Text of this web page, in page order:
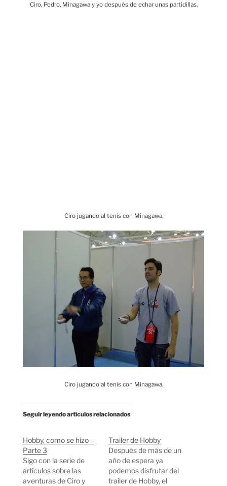
Ciro, Pedro, Minagawa y yo después de echar unas partidillas.
Ciro jugando al tenis con Minagawa.
Ciro jugando al tenis con Minagawa.
Seguir leyendo artículos relacionados
Hobby, como se hizo –
Parte 3
Sigo con la serie de
artículos sobre las
aventuras de Ciro y
Trailer de Hobby
Después de más de un
año de espera ya
podemos disfrutar del
trailer de Hobby, el